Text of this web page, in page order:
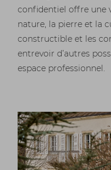
confidentiel offre une
nature, la pierre et la
constructible et les
entrevoir d’autres
espace professionnel.